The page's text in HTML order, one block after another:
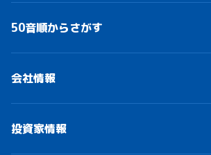
50音順からさがす
会社情報
投資家情報